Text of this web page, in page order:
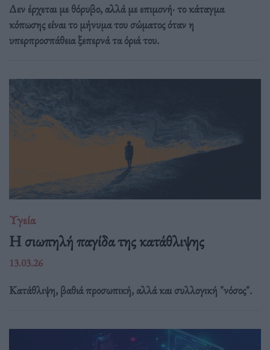
Δεν έρχεται με θόρυβο, αλλά με επιμονή· το κάταγμα
κόπωσης είναι το μήνυμα του σώματος όταν η
υπερπροσπάθεια ξεπερνά τα όριά του.
Υγεία
Η σιωπηλή παγίδα της κατάθλιψης
13.03.26
Κατάθλιψη, βαθιά προσωπική, αλλά και συλλογική "νόσος".